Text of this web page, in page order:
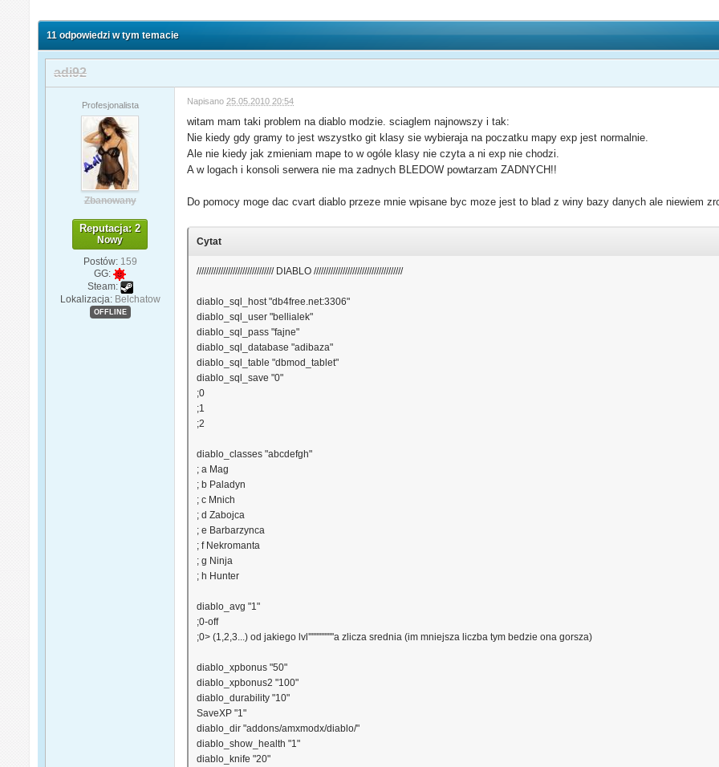
11 odpowiedzi w tym temacie
adi92
Profesjonalista
Zbanowany
Reputacja: 2
Nowy
Postów: 159
GG:
Steam:
Lokalizacja: Belchatow
OFFLINE
Napisano 25.05.2010 20:54
witam mam taki problem na diablo modzie. sciaglem najnowszy i tak:
Nie kiedy gdy gramy to jest wszystko git klasy sie wybieraja na poczatku mapy exp jest normalnie.
Ale nie kiedy jak zmieniam mape to w ogóle klasy nie czyta a ni exp nie chodzi.
A w logach i konsoli serwera nie ma zadnych BLEDOW powtarzam ZADNYCH!!
Do pomocy moge dac cvart diablo przeze mnie wpisane byc moze jest to blad z winy bazy danych ale niewiem
Cytat
//////////////////////////////// DIABLO /////////////////////////////////////
diablo_sql_host "db4free.net:3306"
diablo_sql_user "bellialek"
diablo_sql_pass "fajne"
diablo_sql_database "adibaza"
diablo_sql_table "dbmod_tablet"
diablo_sql_save "0"
;0
;1
;2
diablo_classes "abcdefgh"
; a Mag
; b Paladyn
; c Mnich
; d Zabojca
; e Barbarzynca
; f Nekromanta
; g Ninja
; h Hunter
diablo_avg "1"
;0-off
;0> (1,2,3...) od jakiego lvl''''''''''''''''a zlicza srednia (im mniejsza liczba tym bedzie ona gorsza)
diablo_xpbonus "50"
diablo_xpbonus2 "100"
diablo_durability "10"
SaveXP "1"
diablo_dir "addons/amxmodx/diablo/"
diablo_show_health "1"
diablo_knife "20"